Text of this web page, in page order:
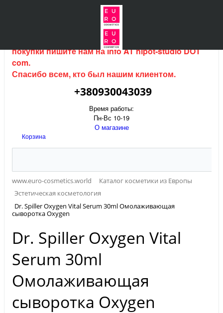
Интернет магазин (данный сайт) продается, для
покупки пишите нам наinfo AT hipot-studio DOT
com.
Спасибо всем, кто был нашим клиентом.
+380930043039
Время работы:
Пн-Вс 10-19
О магазине
Корзина
www.euro-cosmetics.world
Каталог косметики из Европы
Эстетическая косметология
Dr. Spiller Oxygen Vital Serum 30ml Омолаживающая
сыворотка Oxygen
Dr. Spiller Oxygen Vital
Serum 30ml
Омолаживающая
сыворотка Oxygen